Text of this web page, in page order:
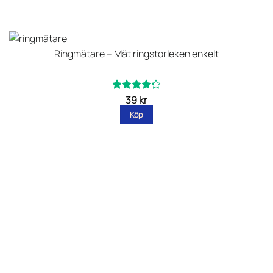
Ringmätare – Mät ringstorleken enkelt
Betygsatt
4.29
39kr
Köp